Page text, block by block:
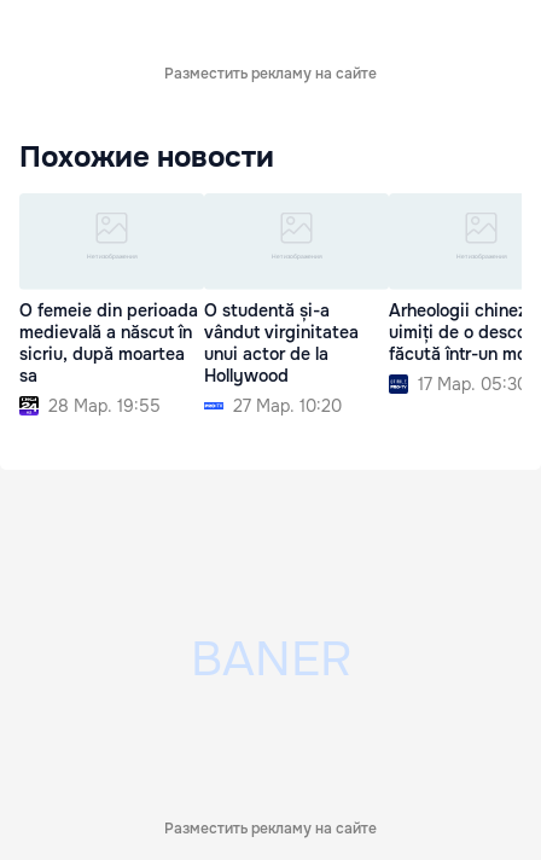
Разместить рекламу на сайте
Похожие новости
O femeie din perioada
medievală a născut în
sicriu, după moartea
sa
28 Мар. 19:55
O studentă și-a
vândut virginitatea
unui actor de la
Hollywood
27 Мар. 10:20
Arheologii chinezi,
uimiți de o
făcută într-un
17 Мар. 05:30
Разместить рекламу на сайте